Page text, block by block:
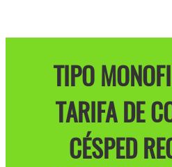
TIPO
TARIFA DE
CÉSPED